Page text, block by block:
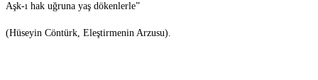
Aşk-ı hak uğruna yaş dökenlerle”
(Hüseyin Cöntürk, Eleştirmenin Arzusu).